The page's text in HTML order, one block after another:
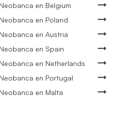
en Belgium
en Poland
en Austria
en Spain
en Netherlands
en Portugal
en Malta